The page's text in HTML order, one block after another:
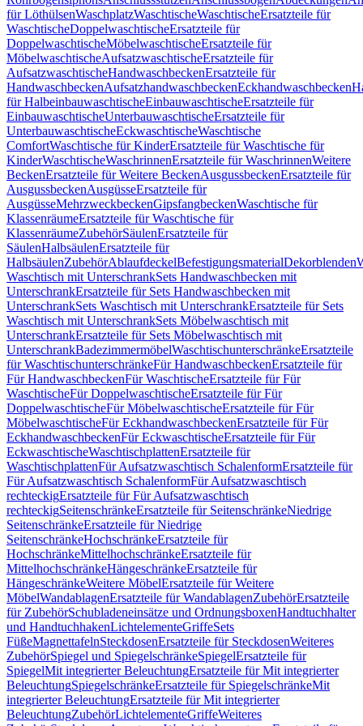
für LöthülsenWaschplatzWaschtischeWaschtischeErsatzteile für
WaschtischeDoppelwaschtischeErsatzteile für
DoppelwaschtischeMöbelwaschtischeErsatzteile für
MöbelwaschtischeAufsatzwaschtischeErsatzteile für
AufsatzwaschtischeHandwaschbeckenErsatzteile für
HandwaschbeckenAufsatzhandwaschbeckenEckhandwaschbecken
für HalbeinbauwaschtischeEinbauwaschtischeErsatzteile für
EinbauwaschtischeUnterbauwaschtischeErsatzteile für
UnterbauwaschtischeEckwaschtischeWaschtische
ComfortWaschtische für KinderErsatzteile für Waschtische für
KinderWaschtischeWaschrinnenErsatzteile für WaschrinnenWeitere
BeckenErsatzteile für Weitere BeckenAusgussbeckenErsatzteile für
AusgussbeckenAusgüsseErsatzteile für
AusgüsseMehrzweckbeckenGipsfangbeckenWaschtische für
KlassenräumeErsatzteile für Waschtische für
KlassenräumeZubehörSäulenErsatzteile für
SäulenHalbsäulenErsatzteile für
HalbsäulenZubehörAblaufdeckelBefestigungsmaterialDekorblenden
Waschtisch mit UnterschrankSets Handwaschbecken mit
UnterschrankErsatzteile für Sets Handwaschbecken mit
UnterschrankSets Waschtisch mit UnterschrankErsatzteile für Sets
Waschtisch mit UnterschrankSets Möbelwaschtisch mit
UnterschrankErsatzteile für Sets Möbelwaschtisch mit
UnterschrankBadezimmermöbelWaschtischunterschränkeErsatzteile
für WaschtischunterschränkeFür HandwaschbeckenErsatzteile für
Für HandwaschbeckenFür WaschtischeErsatzteile für Für
WaschtischeFür DoppelwaschtischeErsatzteile für Für
DoppelwaschtischeFür MöbelwaschtischeErsatzteile für Für
MöbelwaschtischeFür EckhandwaschbeckenErsatzteile für Für
EckhandwaschbeckenFür EckwaschtischeErsatzteile für Für
EckwaschtischeWaschtischplattenErsatzteile für
WaschtischplattenFür Aufsatzwaschtisch SchalenformErsatzteile für
Für Aufsatzwaschtisch SchalenformFür Aufsatzwaschtisch
rechteckigErsatzteile für Für Aufsatzwaschtisch
rechteckigSeitenschränkeErsatzteile für SeitenschränkeNiedrige
SeitenschränkeErsatzteile für Niedrige
SeitenschränkeHochschränkeErsatzteile für
HochschränkeMittelhochschränkeErsatzteile für
MittelhochschränkeHängeschränkeErsatzteile für
HängeschränkeWeitere MöbelErsatzteile für Weitere
MöbelWandablagenErsatzteile für WandablagenZubehörErsatzteile
für ZubehörSchubladeneinsätze und OrdnungsboxenHandtuchhalter
und HandtuchhakenLichtelementeGriffeSets
FüßeMagnettafelnSteckdosenErsatzteile für SteckdosenWeiteres
ZubehörSpiegel und SpiegelschränkeSpiegelErsatzteile für
SpiegelMit integrierter BeleuchtungErsatzteile für Mit integrierter
BeleuchtungSpiegelschränkeErsatzteile für SpiegelschränkeMit
integrierter BeleuchtungErsatzteile für Mit integrierter
BeleuchtungZubehörLichtelementeGriffeWeiteres